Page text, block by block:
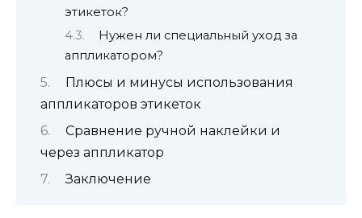
этикеток?
Нужен ли специальный уход за
аппликатором?
Плюсы и минусы использования
аппликаторов этикеток
Сравнение ручной наклейки и
через аппликатор
Заключение